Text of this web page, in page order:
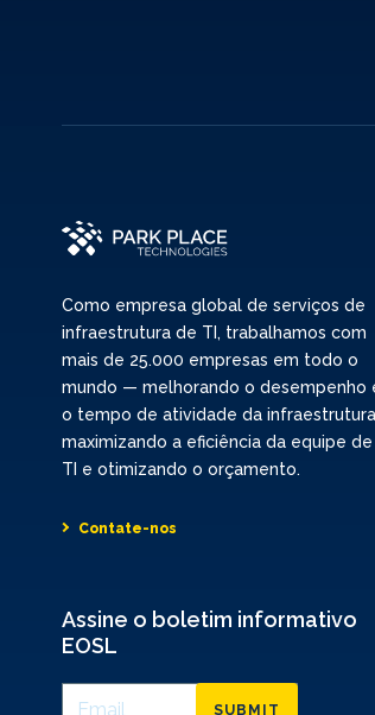
Como empresa global de serviços de
infraestrutura de TI, trabalhamos com
mais de 25.000 empresas em todo o
mundo — melhorando o desempenho
o tempo de atividade da
maximizando a eficiência da equipe de
TI e otimizando o orçamento.
Contate-nos
Assine o boletim informativo
EOSL
SUBMIT